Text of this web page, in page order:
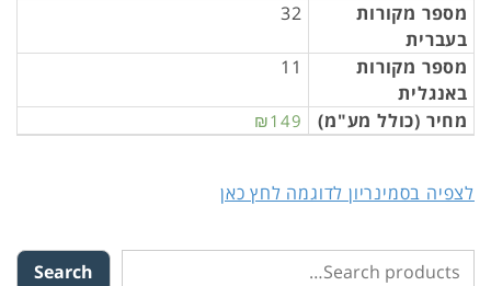
מספר מקורות
בעברית
32
מספר מקורות
באנגלית
11
מחיר (כולל מע"מ) ₪149
לצפיה בסמינריון לדוגמה לחץ כאן
Search